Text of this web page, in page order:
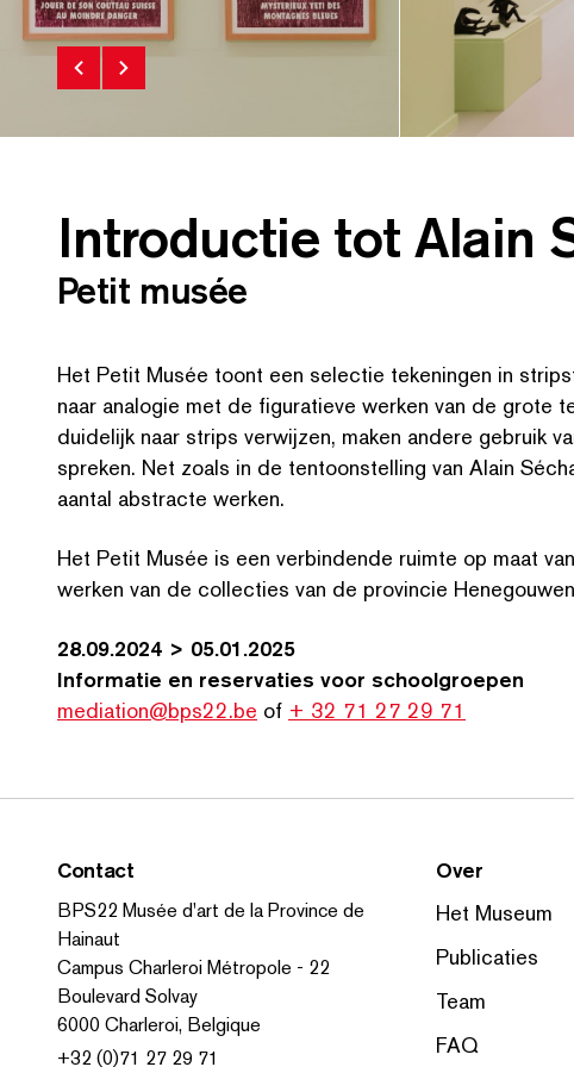
Introductie tot Alain
Petit musée
Het Petit Musée toont een selectie tekeningen in
naar analogie met de figuratieve werken van de grote
duidelijk naar strips verwijzen, maken andere gebruik
spreken. Net zoals in de ten­toon­stelling van Alain
aantal abstracte werken.
Het Petit Musée is een verbindende ruimte op maat
werken van de collecties van de provincie
28.09.2024 > 05.01.2025
Informatie en reservaties voor school­groepen
mediation@bps22.be of + 32 71 27 29 71
Contact
BPS22 Musée d'art de la Province de
Hainaut
Campus Charleroi Métropole - 22
Boulevard Solvay
6000 Charleroi, Belgique
+32 (0)71 27 29 71
Over
Het Museum
Publicaties
Team
FAQ